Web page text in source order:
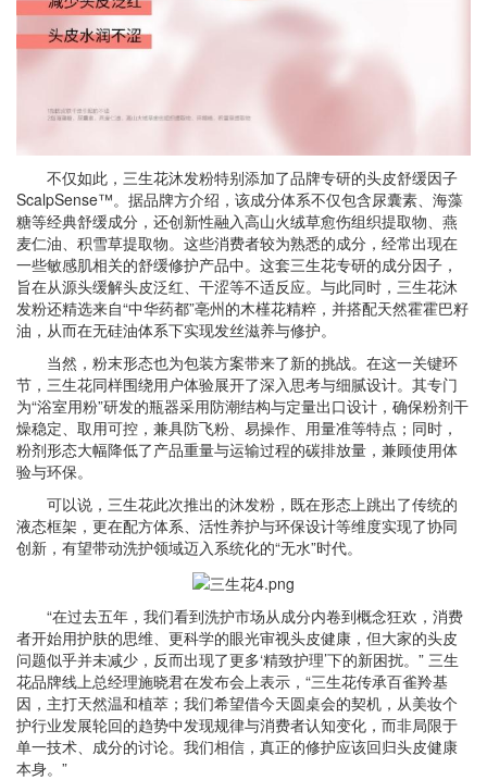
不仅如此，三生花沐发粉特别添加了品牌专研的头皮舒缓因子
ScalpSense™。据品牌方介绍，该成分体系不仅包含尿囊素、海藻
糖等经典舒缓成分，还创新性融入高山火绒草愈伤组织提取物、燕
麦仁油、积雪草提取物。这些消费者较为熟悉的成分，经常出现在
一些敏感肌相关的舒缓修护产品中。这套三生花专研的成分因子，
旨在从源头缓解头皮泛红、干涩等不适反应。与此同时，三生花沐
发粉还精选来自“中华药都”亳州的木槿花精粹，并搭配天然霍霍巴籽
油，从而在无硅油体系下实现发丝滋养与修护。
当然，粉末形态也为包装方案带来了新的挑战。在这一关键环
节，三生花同样围绕用户体验展开了深入思考与细腻设计。其专门
为“浴室用粉”研发的瓶器采用防潮结构与定量出口设计，确保粉剂干
燥稳定、取用可控，兼具防飞粉、易操作、用量准等特点；同时，
粉剂形态大幅降低了产品重量与运输过程的碳排放量，兼顾使用体
验与环保。
可以说，三生花此次推出的沐发粉，既在形态上跳出了传统的
液态框架，更在配方体系、活性养护与环保设计等维度实现了协同
创新，有望带动洗护领域迈入系统化的“无水”时代。
“在过去五年，我们看到洗护市场从成分内卷到概念狂欢，消费
者开始用护肤的思维、更科学的眼光审视头皮健康，但大家的头皮
问题似乎并未减少，反而出现了更多‘精致护理’下的新困扰。” 三生
花品牌线上总经理施晓君在发布会上表示，“三生花传承百雀羚基
因，主打天然温和植萃；我们希望借今天圆桌会的契机，从美妆个
护行业发展轮回的趋势中发现规律与消费者认知变化，而非局限于
单一技术、成分的讨论。我们相信，真正的修护应该回归头皮健康
本身。”